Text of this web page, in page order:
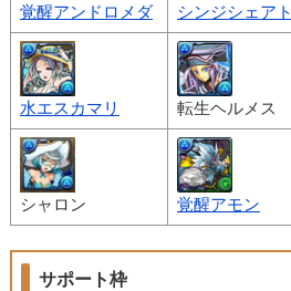
覚醒アンドロメダ シンジシェアト
水エスカマリ 転生ヘルメス
シャロン 覚醒アモン
サポート枠